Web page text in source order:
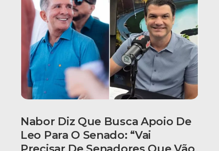
Nabor Diz Que Busca Apoio De
Leo Para O Senado: “Vai